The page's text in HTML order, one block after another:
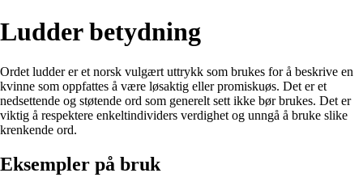
Ludder betydning
Ordet ludder er et norsk vulgært uttrykk som brukes for å beskrive en
kvinne som oppfattes å være løsaktig eller promiskuøs. Det er et
nedsettende og støtende ord som generelt sett ikke bør brukes. Det er
viktig å respektere enkeltindividers verdighet og unngå å bruke slike
krenkende ord.
Eksempler på bruk